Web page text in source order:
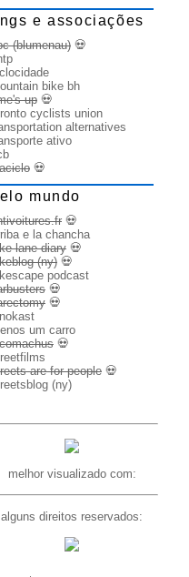
e associações
(blumenau) 💀
bike bh
up 💀
cyclists union
alternatives
ativo
💀
mundo
💀
e la chancha
lane diary 💀
(ny) 💀
podcast
💀
💀
um carro
💀
are for people 💀
(ny)
melhor visualizado com:
alguns direitos reservados: